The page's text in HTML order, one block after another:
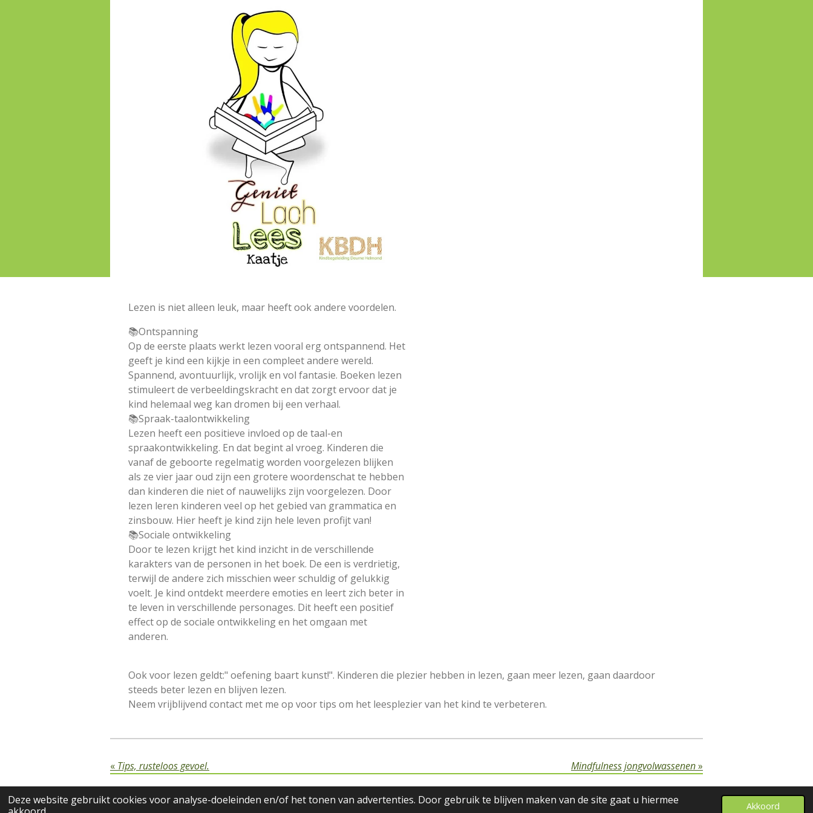
Deze website gebruikt cookies voor analyse-doeleinden en/of het tonen van advertenties. Door gebruik te blijven maken van de site gaat u hiermee
Akkoord
Lezen is niet alleen leuk, maar heeft ook andere voordelen.
📚Ontspanning
Op de eerste plaats werkt lezen vooral erg ontspannend. Het
geeft je kind een kijkje in een compleet andere wereld.
Spannend, avontuurlijk, vrolijk en vol fantasie. Boeken lezen
stimuleert de verbeeldingskracht en dat zorgt ervoor dat je
kind helemaal weg kan dromen bij een verhaal.
📚Spraak-taalontwikkeling
Lezen heeft een positieve invloed op de taal-en
spraakontwikkeling. En dat begint al vroeg. Kinderen die
vanaf de geboorte regelmatig worden voorgelezen blijken
als ze vier jaar oud zijn een grotere woordenschat te hebben
dan kinderen die niet of nauwelijks zijn voorgelezen. Door
lezen leren kinderen veel op het gebied van grammatica en
zinsbouw. Hier heeft je kind zijn hele leven profijt van!
📚Sociale ontwikkeling
Door te lezen krijgt het kind inzicht in de verschillende
karakters van de personen in het boek. De een is verdrietig,
terwijl de andere zich misschien weer schuldig of gelukkig
voelt. Je kind ontdekt meerdere emoties en leert zich beter in
te leven in verschillende personages. Dit heeft een positief
effect op de sociale ontwikkeling en het omgaan met
anderen.
Ook voor lezen geldt:" oefening baart kunst!". Kinderen die plezier hebben in lezen, gaan meer lezen, gaan daardoor
steeds beter lezen en blijven lezen.
Neem vrijblijvend contact met me op voor tips om het leesplezier van het kind te verbeteren.
« Tips, rusteloos gevoel. Mindfulness jongvolwassenen»
© 2026 Alle rechten voorbehouden l Kindbegeleiding Deurne/Helmond